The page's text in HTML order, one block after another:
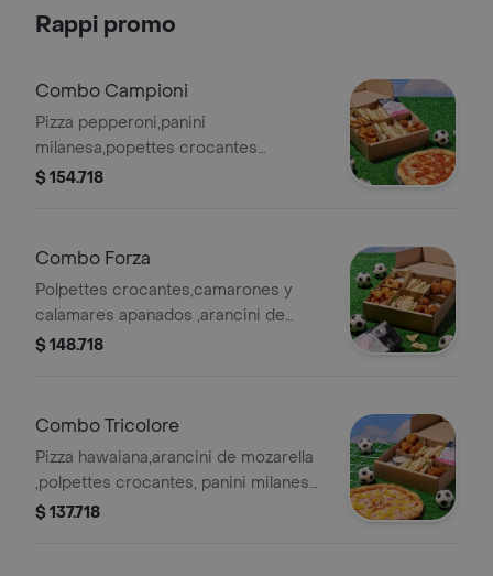
Rappi promo
Combo Campioni
Pizza pepperoni,panini
milanesa,popettes crocantes
,camarones y calamares
$ 154.718
Combo Forza
Polpettes crocantes,camarones y
calamares apanados ,arancini de
mozarella,panini milanesa,papas
$ 148.718
Combo Tricolore
Pizza hawaiana,arancini de mozarella
,polpettes crocantes, panini milanesa
,papas monte rojo,salasa tártara.
$ 137.718